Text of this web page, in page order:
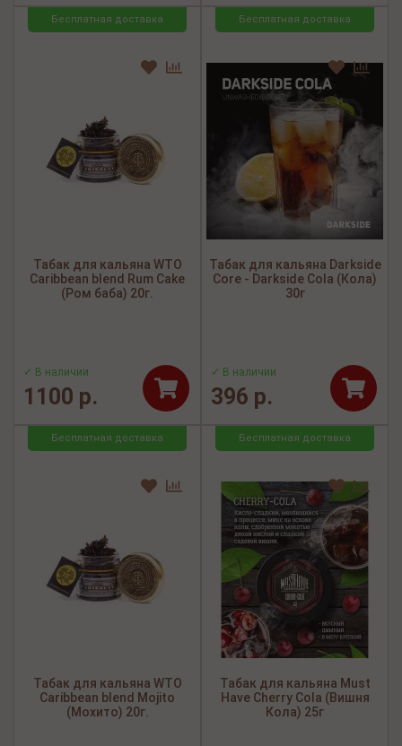
Бесплатная доставка
Табак для кальяна WTO
Caribbean blend Rum Cake
(Ром баба) 20г.
✓ В наличии
1100 р.
Бесплатная доставка
Табак для кальяна Darkside
Core - Darkside Cola (Кола)
30г
✓ В наличии
396 р.
Бесплатная доставка
Табак для кальяна WTO
Caribbean blend Mojito
(Мохито) 20г.
Бесплатная доставка
Табак для кальяна Must
Have Cherry Cola (Вишня
Кола) 25г